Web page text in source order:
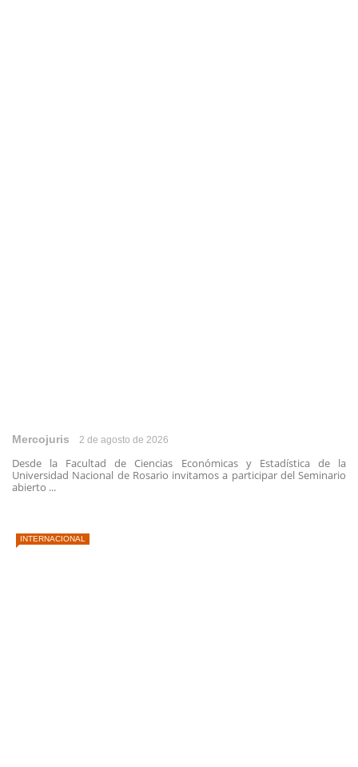
Mercojuris 2 de agosto de 2026
Desde la Facultad de Ciencias Económicas y Estadística de la
Universidad Nacional de Rosario invitamos a participar del Seminario
abierto ...
INTERNACIONAL